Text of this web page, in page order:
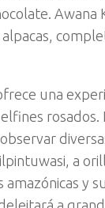
Awana
una
rosados.
a
y
a